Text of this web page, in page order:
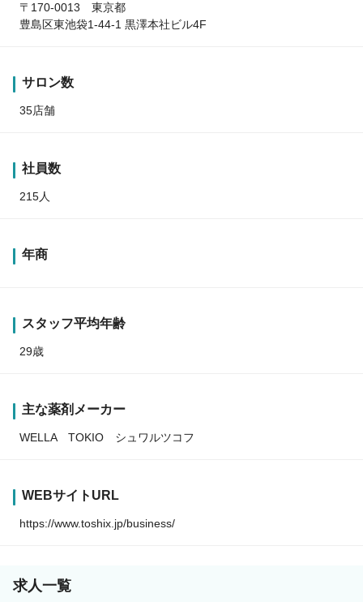
〒170-0013 東京都
豊島区東池袋1-44-1 黒澤本社ビル4F
サロン数
35店舗
社員数
215人
年商
スタッフ平均年齢
29歳
主な薬剤メーカー
WELLA TOKIO シュワルツコフ
WEBサイトURL
https://www.toshix.jp/business/
求人一覧